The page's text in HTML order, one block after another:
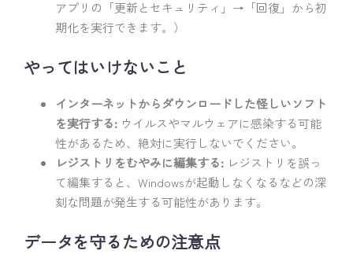
アプリの「更新とセキュリティ」→「回復」から初
期化を実行できます。）
やってはいけないこと
インターネットからダウンロードした怪しいソフト
を実行する: ウイルスやマルウェアに感染する可能
性があるため、絶対に実行しないでください。
レジストリをむやみに編集する: レジストリを誤っ
て編集すると、Windowsが起動しなくなるなどの深
刻な問題が発生する可能性があります。
データを守るための注意点